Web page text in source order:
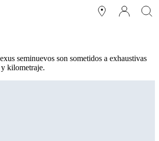
seminuevos son sometidos a exhaustivas
kilometraje.